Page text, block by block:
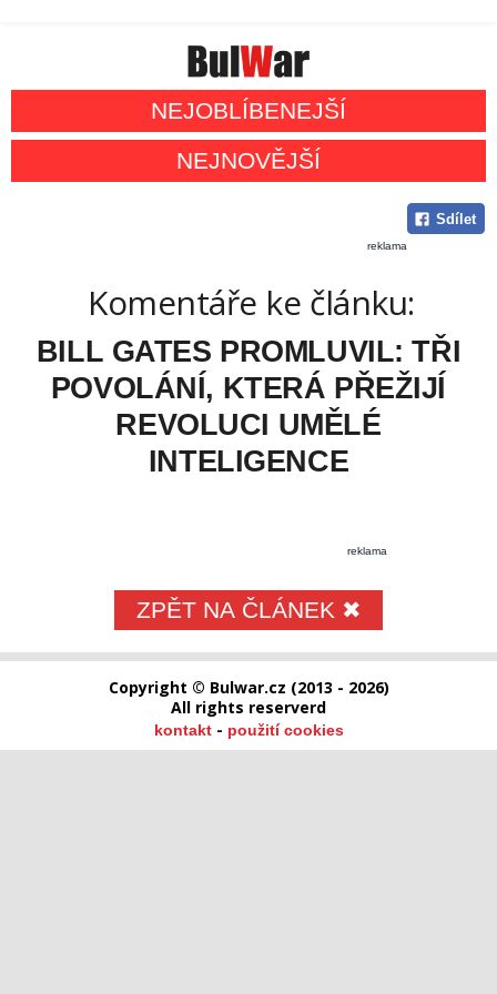
NEJOBLÍBENEJŠÍ
NEJNOVĚJŠÍ
Sdílet
reklama
Komentáře ke článku:
BILL GATES PROMLUVIL: TŘI
POVOLÁNÍ, KTERÁ PŘEŽIJÍ
REVOLUCI UMĚLÉ
INTELIGENCE
reklama
ZPĚT NA ČLÁNEK ✖
Copyright © Bulwar.cz (2013 - 2026)
All rights reserverd
kontakt- použití cookies